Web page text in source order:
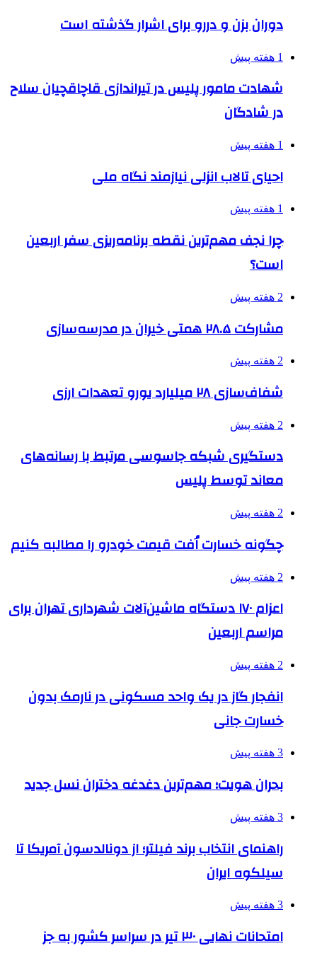
دوران بزن و دررو برای اشرار گذشته است
1 هفته پیش
شهادت مامور پلیس در تیراندازی قاچاقچیان سلاح
در شادگان
1 هفته پیش
احیای تالاب انزلی نیازمند نگاه ملی
1 هفته پیش
چرا نجف مهم‌ترین نقطه برنامه‌ریزی سفر اربعین
است؟
2 هفته پیش
مشارکت ۲۸.۵ همتی خیران در مدرسه‌سازی
2 هفته پیش
شفاف‌سازی ۲۸ میلیارد یورو تعهدات ارزی
2 هفته پیش
دستگیری شبکه جاسوسی مرتبط با رسانه‌های
معاند توسط پلیس
2 هفته پیش
چگونه خسارت اُفت قیمت خودرو را مطالبه کنیم
2 هفته پیش
اعزام ۱۷۰ دستگاه ماشین‌آلات شهرداری تهران برای
مراسم اربعین
2 هفته پیش
انفجار گاز در یک واحد مسکونی در نارمک بدون
خسارت جانی
3 هفته پیش
بحران هویت؛ مهم‌ترین دغدغه دختران نسل جدید
3 هفته پیش
راهنمای انتخاب برند فیلتر؛ از دونالدسون آمریکا تا
سیلکوه ایران
3 هفته پیش
امتحانات نهایی ۳۰ تیر در سراسر کشور به جز